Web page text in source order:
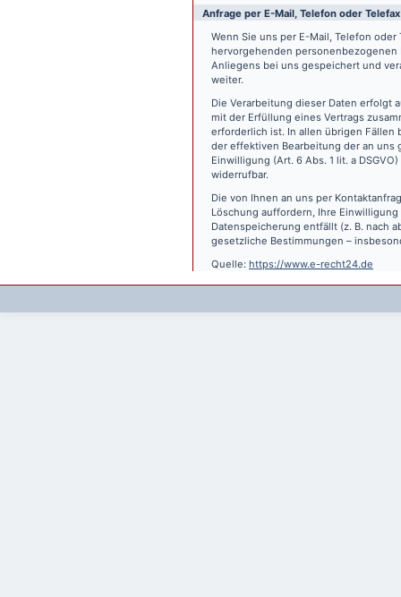
Anfrage per E-Mail, Telefon oder Telefax
Wenn Sie uns per E-Mail, Telefon
hervorgehenden personenbezogenen
Anliegens bei uns gespeichert und
weiter.
Die Verarbeitung dieser Daten erfolgt
mit der Erfüllung eines Vertrags
erforderlich ist. In allen übrigen Fällen
der effektiven Bearbeitung der an uns
Einwilligung (Art. 6 Abs. 1 lit. a
widerrufbar.
Die von Ihnen an uns per
Löschung auffordern, Ihre
Datenspeicherung entfällt (z. B. nach
gesetzliche Bestimmungen –
Quelle: https://www.e-recht24.de